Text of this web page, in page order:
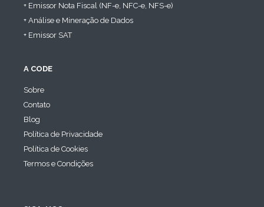
+ Emissor Nota Fiscal (NF-e, NFC-e, NFS-e)
+ Análise e Mineração de Dados
+ Emissor SAT
A CODE
Sobre
Contato
Blog
Política de Privacidade
Política de Cookies
Termos e Condições